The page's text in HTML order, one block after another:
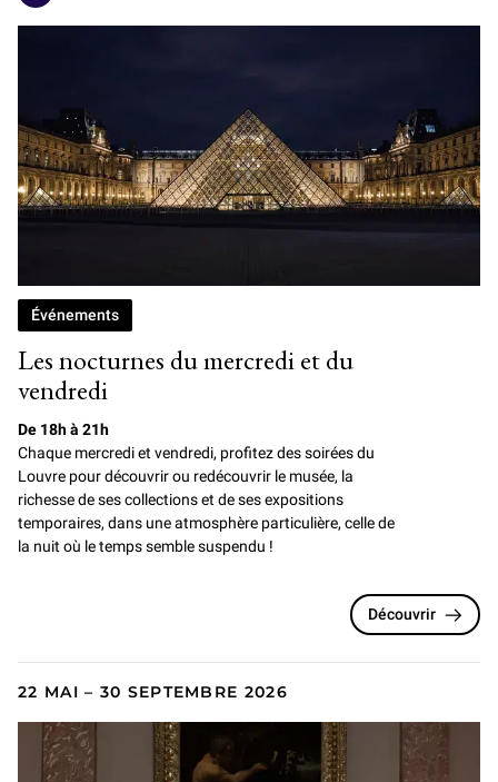
Les nocturnes du mercredi et du
vendredi
Événements
De 18h à 21h
Chaque mercredi et vendredi, profitez des soirées du
Louvre pourdécouvrir ou redécouvrir le musée, la
richesse de ses collections et de ses expositions
temporaires, dans une atmosphère particulière, celle de
la nuit où le temps semble suspendu !
Découvrir
22 MAI – 30 SEPTEMBRE 2026